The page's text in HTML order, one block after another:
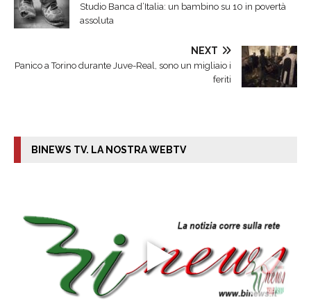
Studio Banca d’Italia: un bambino su 10 in povertà
assoluta
NEXT
Panico a Torino durante Juve-Real, sono un migliaio i
feriti
BINEWS TV. LA NOSTRA WEBTV